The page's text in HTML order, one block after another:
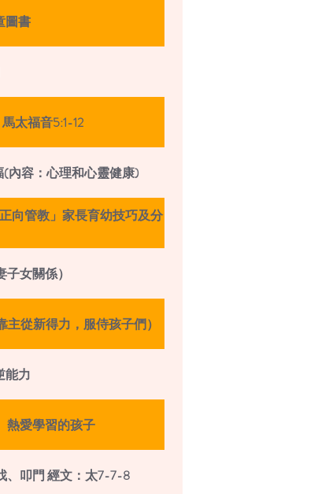
圖書
太福音5:1-12
內容：心理和心靈健康)
向管教」家長育幼技巧及分
女關係）
從新得力，服侍孩子們）
能力
熱愛學習的孩子
、叩門 經文：太7-7-8